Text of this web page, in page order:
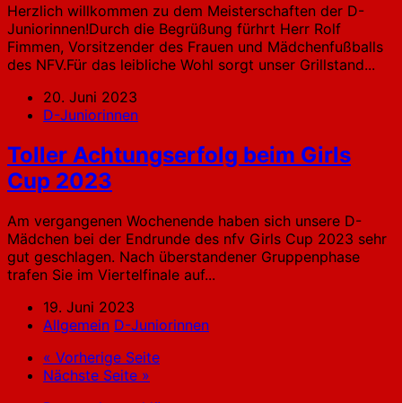
Herzlich willkommen zu dem Meisterschaften der D-
Juniorinnen!Durch die Begrüßung fürhrt Herr Rolf
Fimmen, Vorsitzender des Frauen und Mädchenfußballs
des NFV.Für das leibliche Wohl sorgt unser Grillstand...
20. Juni 2023
D-Juniorinnen
Toller Achtungserfolg beim Girls
Cup 2023
Am vergangenen Wochenende haben sich unsere D-
Mädchen bei der Endrunde des nfv Girls Cup 2023 sehr
gut geschlagen. Nach überstandener Gruppenphase
trafen Sie im Viertelfinale auf...
19. Juni 2023
Allgemein D-Juniorinnen
« Vorherige Seite
Nächste Seite »